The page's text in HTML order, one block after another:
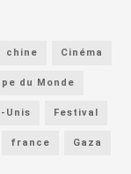
chine Cinéma
du Monde
Unis Festival
france Gaza